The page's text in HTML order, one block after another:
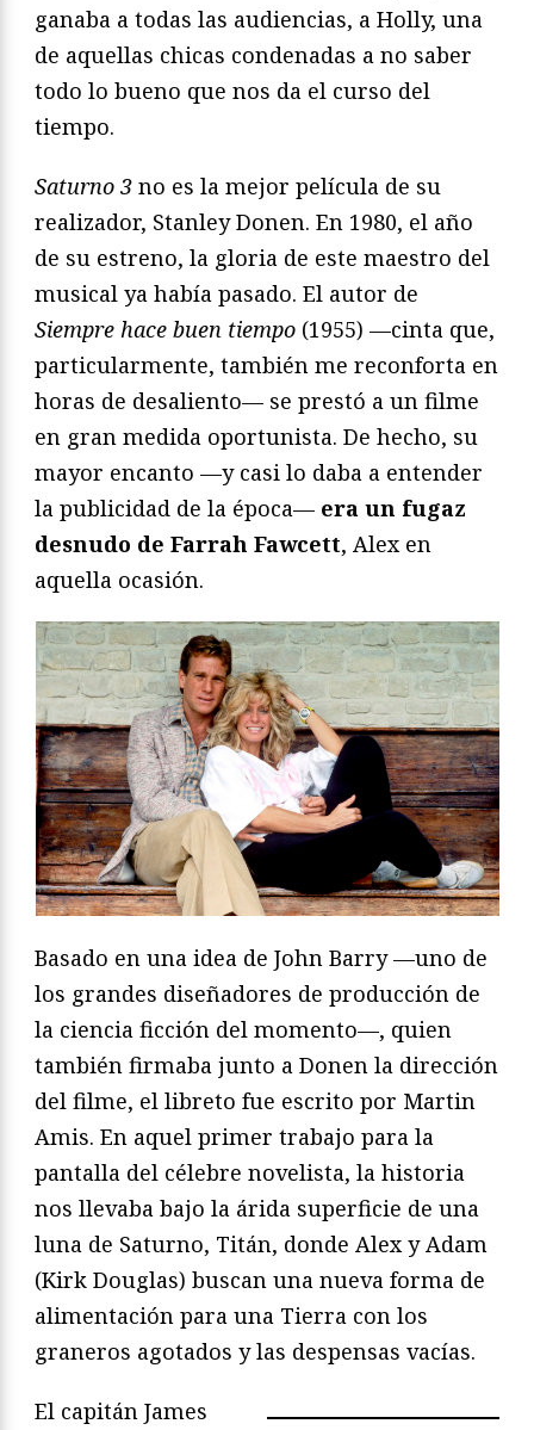
ganaba a todas las audiencias, a Holly, una
de aquellas chicas condenadas a no saber
todo lo bueno que nos da el curso del
tiempo.
Saturno 3 no es la mejor película de su
realizador, Stanley Donen. En 1980, el año
de su estreno, la gloria de este maestro del
musical ya había pasado. El autor de
Siempre hace buen tiempo (1955) —cinta que,
particularmente, también me reconforta en
horas de desaliento— se prestó a un filme
en gran medida oportunista. De hecho, su
mayor encanto —y casi lo daba a entender
la publicidad de la época— era un fugaz
desnudo de Farrah Fawcett, Alex en
aquella ocasión.
Basado en una idea de John Barry —uno de
los grandes diseñadores de producción de
la ciencia ficción del momento—, quien
también firmaba junto a Donen la dirección
del filme, el libreto fue escrito por Martin
Amis. En aquel primer trabajo para la
pantalla del célebre novelista, la historia
nos llevaba bajo la árida superficie de una
luna de Saturno, Titán, donde Alex y Adam
(Kirk Douglas) buscan una nueva forma de
alimentación para una Tierra con los
graneros agotados y las despensas vacías.
El capitán James